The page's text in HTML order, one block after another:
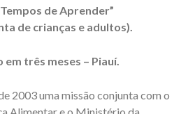
de Aprender”
de crianças e adultos).
três meses – Piauí.
2003 uma missão conjunta com o